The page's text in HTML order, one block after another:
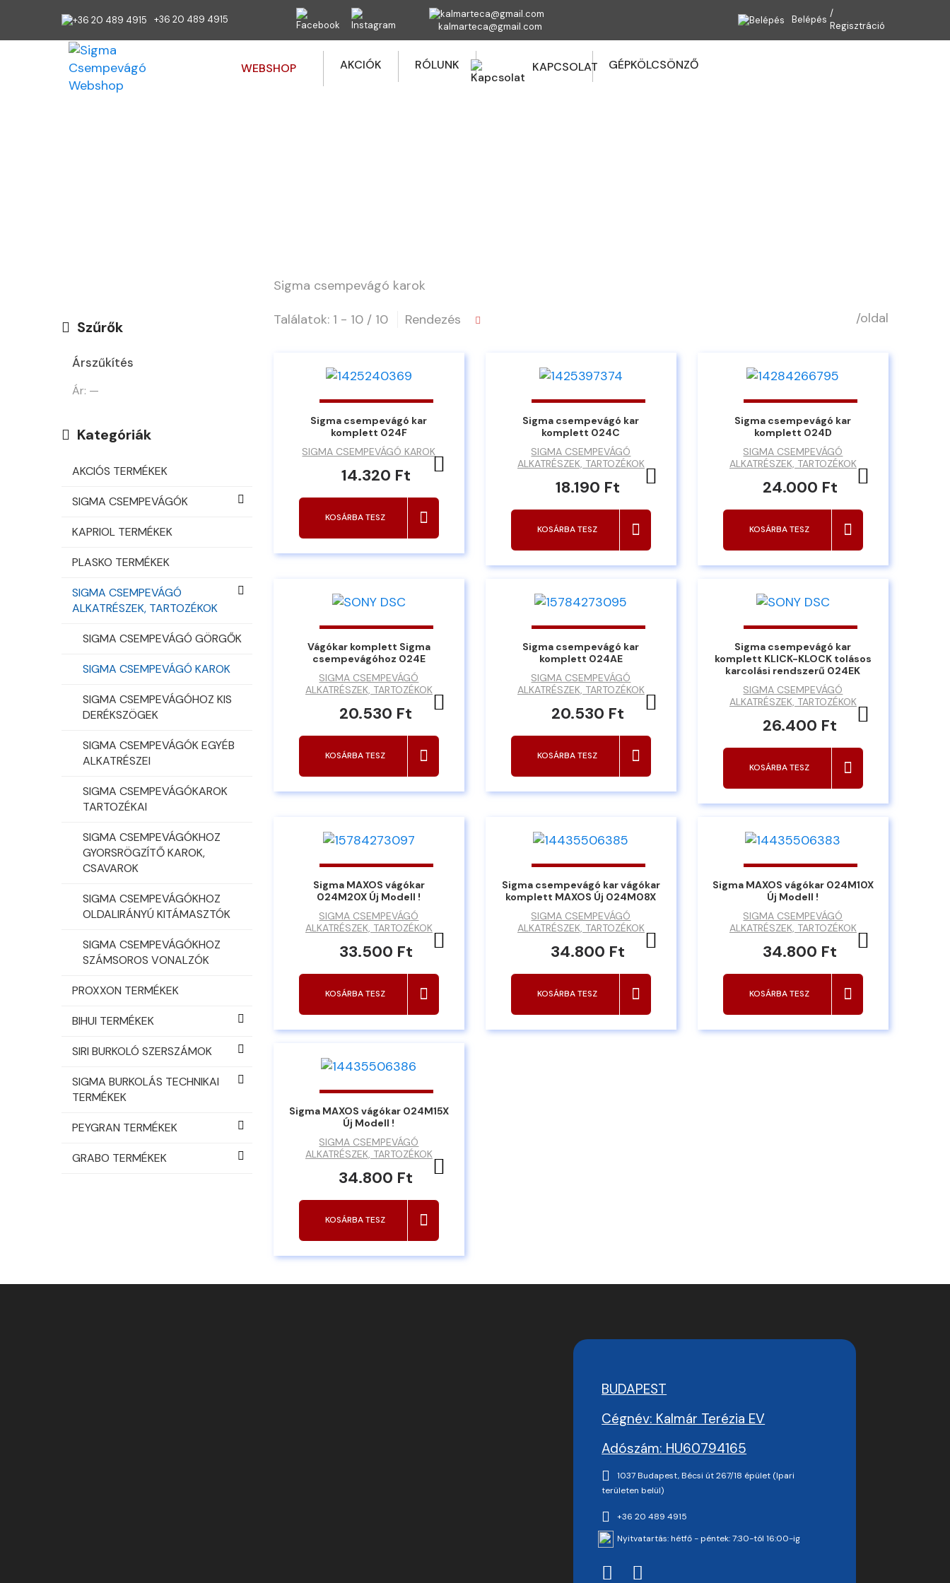
+36 20 489 4915
kalmarteca@gmail.com
Belépés
Regisztráció
WEBSHOP AKCIÓK RÓLUNK KAPCSOLAT GÉPKÖLCSÖNZŐ
Sigma csempevágó karok
Találatok: 1 - 10 / 10 Rendezés /oldal
Sigma csempevágó kar
komplett 024F
SIGMA CSEMPEVÁGÓ KAROK
14.320 Ft
Kedvencekhez ad
KOSÁRBA TESZ
Sigma csempevágó kar
komplett 024C
SIGMA CSEMPEVÁGÓ
ALKATRÉSZEK, TARTOZÉKOK
18.190 Ft
Kedvencekhez ad
KOSÁRBA TESZ
Sigma csempevágó kar
komplett 024D
SIGMA CSEMPEVÁGÓ
ALKATRÉSZEK, TARTOZÉKOK
24.000 Ft
KOSÁRBA TESZ
Vágókar komplett Sigma
csempevágóhoz 024E
SIGMA CSEMPEVÁGÓ
ALKATRÉSZEK, TARTOZÉKOK
20.530 Ft
Kedvencekhez ad
KOSÁRBA TESZ
Sigma csempevágó kar
komplett 024AE
SIGMA CSEMPEVÁGÓ
ALKATRÉSZEK, TARTOZÉKOK
20.530 Ft
Kedvencekhez ad
KOSÁRBA TESZ
Sigma csempevágó kar
komplett KLICK-KLOCK tolásos
karcolási rendszerű 024EK
SIGMA CSEMPEVÁGÓ
ALKATRÉSZEK, TARTOZÉKOK
26.400 Ft
KOSÁRBA TESZ
Sigma MAXOS vágókar
024M20X Új Modell !
SIGMA CSEMPEVÁGÓ
ALKATRÉSZEK, TARTOZÉKOK
33.500 Ft
Kedvencekhez ad
KOSÁRBA TESZ
Sigma csempevágó kar vágókar
komplett MAXOS Új 024M08X
SIGMA CSEMPEVÁGÓ
ALKATRÉSZEK, TARTOZÉKOK
34.800 Ft
Kedvencekhez ad
KOSÁRBA TESZ
Sigma MAXOS vágókar 024M10X
Új Modell !
SIGMA CSEMPEVÁGÓ
ALKATRÉSZEK, TARTOZÉKOK
34.800 Ft
KOSÁRBA TESZ
Sigma MAXOS vágókar 024M15X
Új Modell !
SIGMA CSEMPEVÁGÓ
ALKATRÉSZEK, TARTOZÉKOK
34.800 Ft
KOSÁRBA TESZ
Szűrők
Árszűkítés
Ár: —
Kategóriák
AKCIÓS TERMÉKEK
SIGMA CSEMPEVÁGÓK
KAPRIOL TERMÉKEK
PLASKO TERMÉKEK
SIGMA CSEMPEVÁGÓ
ALKATRÉSZEK, TARTOZÉKOK
SIGMA CSEMPEVÁGÓ GÖRGŐK
SIGMA CSEMPEVÁGÓ KAROK
SIGMA CSEMPEVÁGÓHOZ KIS
DERÉKSZÖGEK
SIGMA CSEMPEVÁGÓK EGYÉB
ALKATRÉSZEI
SIGMA CSEMPEVÁGÓKAROK
TARTOZÉKAI
SIGMA CSEMPEVÁGÓKHOZ
GYORSRÖGZÍTŐ KAROK,
CSAVAROK
SIGMA CSEMPEVÁGÓKHOZ
OLDALIRÁNYÚ KITÁMASZTÓK
SIGMA CSEMPEVÁGÓKHOZ
SZÁMSOROS VONALZÓK
PROXXON TERMÉKEK
BIHUI TERMÉKEK
SIRI BURKOLÓ SZERSZÁMOK
SIGMA BURKOLÁS TECHNIKAI
TERMÉKEK
PEYGRAN TERMÉKEK
GRABO TERMÉKEK
BUDAPEST
Cégnév: Kalmár Terézia EV
Adószám: HU60794165
1037 Budapest, Bécsi út 267/18 épület (Ipari
területen belül)
+36 20 489 4915
Nyitvatartás: hétfő - péntek: 7:30-tól 16:00-ig